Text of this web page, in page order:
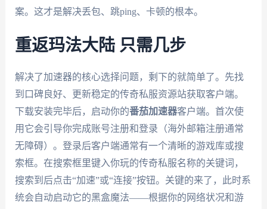
案。这才是解决丢包、跳ping、卡顿的根本。
重返玛法大陆 只需几步
解决了加速器的核心选择问题，剩下的就简单了。先找
到口碑良好、更新稳定的传奇私服资源站获取客户端。
下载安装完毕后，启动你的番茄加速器客户端。首次使
用它会引导你完成账号注册和登录（海外邮箱注册通常
无障碍）。登录后客户端通常有一个清晰的游戏库或搜
索框。在搜索框里键入你玩的传奇私服名称的关键词，
搜索到后点击“加速”或“连接”按钮。关键的来了，此时系
统会自动启动它的黑盒魔法——根据你的网络状况和游